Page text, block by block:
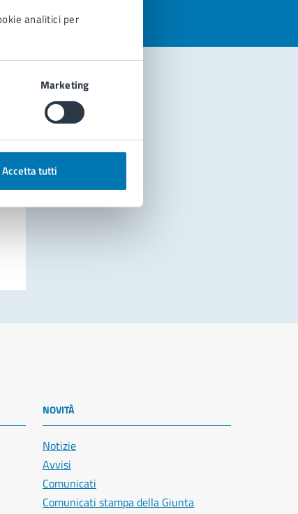
analitici per
Marketing
Accetta tutti
NOVITÀ
Notizie
Avvisi
Comunicati
Comunicati stampa della Giunta